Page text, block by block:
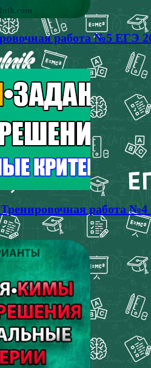
работа №5 ЕГЭ
работа